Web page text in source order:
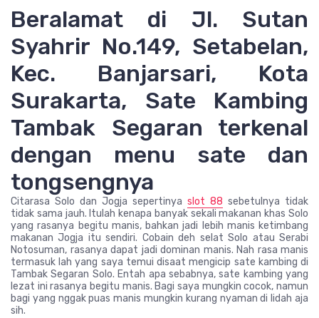
Beralamat di Jl. Sutan
Syahrir No.149, Setabelan,
Kec. Banjarsari, Kota
Surakarta, Sate Kambing
Tambak Segaran terkenal
dengan menu sate dan
tongsengnya
Citarasa Solo dan Jogja sepertinya slot 88 sebetulnya tidak
tidak sama jauh. Itulah kenapa banyak sekali makanan khas Solo
yang rasanya begitu manis, bahkan jadi lebih manis ketimbang
makanan Jogja itu sendiri. Cobain deh selat Solo atau Serabi
Notosuman, rasanya dapat jadi dominan manis. Nah rasa manis
termasuk lah yang saya temui disaat mengicip sate kambing di
Tambak Segaran Solo. Entah apa sebabnya, sate kambing yang
lezat ini rasanya begitu manis. Bagi saya mungkin cocok, namun
bagi yang nggak puas manis mungkin kurang nyaman di lidah aja
sih.